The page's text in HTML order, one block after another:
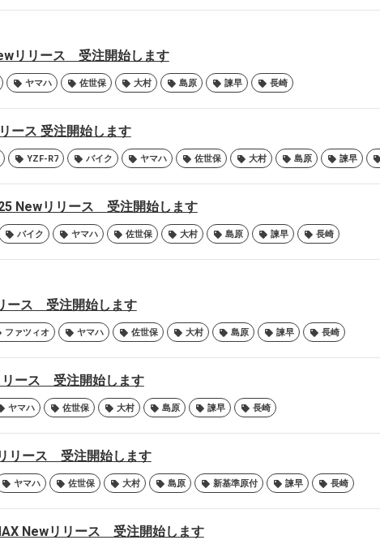
リリース 受注開始します
ヤマハ 佐世保 大村 島原 諫早 長崎
ース 受注開始します
YZF-R7 バイク ヤマハ 佐世保 大村 島原 諫早
Newリリース 受注開始します
バイク ヤマハ 佐世保 大村 島原 諫早 長崎
ース 受注開始します
ファツィオ ヤマハ 佐世保 大村 島原 諫早 長崎
リース 受注開始します
ヤマハ 佐世保 大村 島原 諫早 長崎
リース 受注開始します
ヤマハ 佐世保 大村 島原 新基準原付 諫早 長崎
Newリリース 受注開始します